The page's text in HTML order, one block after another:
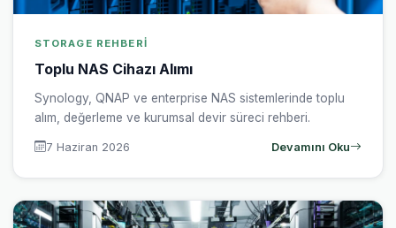
STORAGE REHBERI
Toplu NAS Cihazı Alımı
Synology, QNAP ve enterprise NAS sistemlerinde toplu
alım, değerleme ve kurumsal devir süreci rehberi.
7 Haziran 2026 Devamını Oku